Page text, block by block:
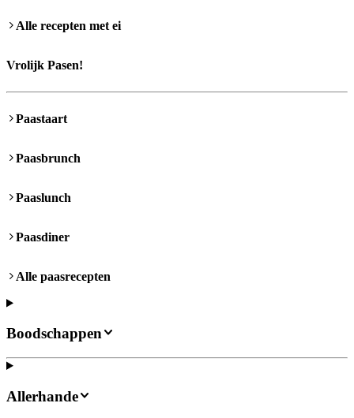
Alle recepten met ei
Vrolijk Pasen!
Paastaart
Paasbrunch
Paaslunch
Paasdiner
Alle paasrecepten
Boodschappen
Allerhande